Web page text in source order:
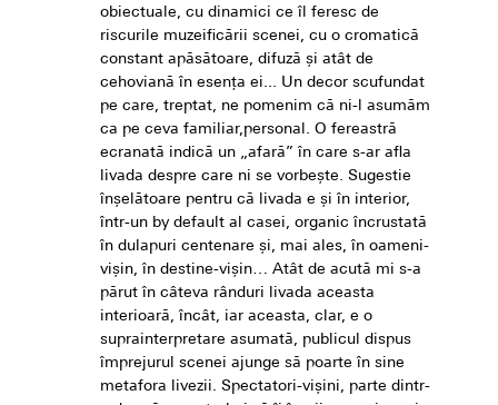
obiectuale, cu dinamici ce îl feresc de
riscurile muzeificării scenei, cu o cromatică
constant apăsătoare, difuză și atât de
cehoviană în esența ei... Un decor scufundat
pe care, treptat, ne pomenim că ni-l asumăm
ca pe ceva familiar,personal. O fereastră
ecranată indică un „afară” în care s-ar afla
livada despre care ni se vorbește. Sugestie
înșelătoare pentru că livada e și în interior,
într-un by default al casei, organic încrustată
în dulapuri centenare și, mai ales, în oameni-
vișin, în destine-vișin… Atât de acută mi s-a
părut în câteva rânduri livada aceasta
interioară, încât, iar aceasta, clar, e o
suprainterpretare asumată, publicul dispus
împrejurul scenei ajunge să poarte în sine
metafora livezii. Spectatori-vișini, parte dintr-